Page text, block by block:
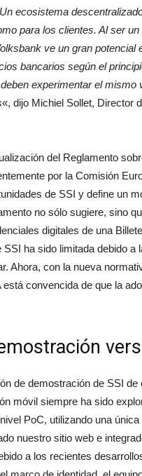
ecosistema
para los clientes. Al ser
ve un gran potencial
bancarios según el
experimentar el mismo
«, dijo Michiel Sollet, Director
del Reglamento
por la Comisión
de SSI y define un
no sólo sugiere, sino
digitales de una
ha sido limitada debido a
Ahora, con la nueva
convencida de que la
de demostración de SSI de
móvil siempre ha sido
PoC, utilizando una
nuestro sitio web e
a los recientes